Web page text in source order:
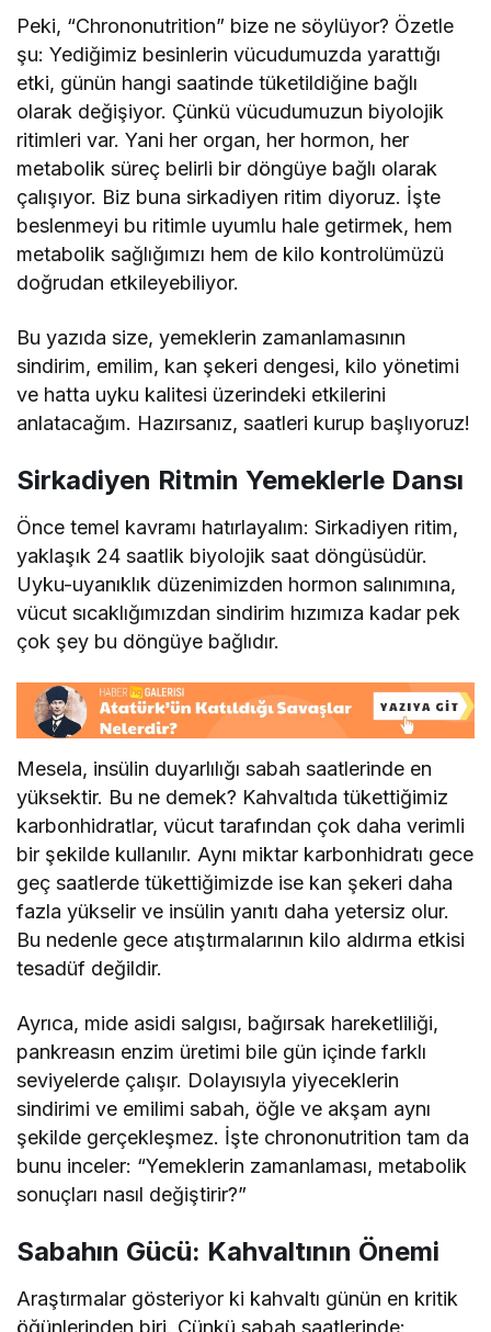
Peki, “Chrononutrition” bize ne söylüyor? Özetle
şu: Yediğimiz besinlerin vücudumuzda yarattığı
etki, günün hangi saatinde tüketildiğine bağlı
olarak değişiyor. Çünkü vücudumuzun biyolojik
ritimleri var. Yani her organ, her hormon, her
metabolik süreç belirli bir döngüye bağlı olarak
çalışıyor. Biz buna sirkadiyen ritim diyoruz. İşte
beslenmeyi bu ritimle uyumlu hale getirmek, hem
metabolik sağlığımızı hem de kilo kontrolümüzü
doğrudan etkileyebiliyor.
Bu yazıda size, yemeklerin zamanlamasının
sindirim, emilim, kan şekeri dengesi, kilo yönetimi
ve hatta uyku kalitesi üzerindeki etkilerini
anlatacağım. Hazırsanız, saatleri kurup başlıyoruz!
Sirkadiyen Ritmin Yemeklerle Dansı
Önce temel kavramı hatırlayalım: Sirkadiyen ritim,
yaklaşık 24 saatlik biyolojik saat döngüsüdür.
Uyku-uyanıklık düzenimizden hormon salınımına,
vücut sıcaklığımızdan sindirim hızımıza kadar pek
çok şey bu döngüye bağlıdır.
Mesela, insülin duyarlılığı sabah saatlerinde en
yüksektir. Bu ne demek? Kahvaltıda tükettiğimiz
karbonhidratlar, vücut tarafından çok daha verimli
bir şekilde kullanılır. Aynı miktar karbonhidratı gece
geç saatlerde tükettiğimizde ise kan şekeri daha
fazla yükselir ve insülin yanıtı daha yetersiz olur.
Bu nedenle gece atıştırmalarının kilo aldırma etkisi
tesadüf değildir.
Ayrıca, mide asidi salgısı, bağırsak hareketliliği,
pankreasın enzim üretimi bile gün içinde farklı
seviyelerde çalışır. Dolayısıyla yiyeceklerin
sindirimi ve emilimi sabah, öğle ve akşam aynı
şekilde gerçekleşmez. İşte chrononutrition tam da
bunu inceler: “Yemeklerin zamanlaması, metabolik
sonuçları nasıl değiştirir?”
Sabahın Gücü: Kahvaltının Önemi
Araştırmalar gösteriyor ki kahvaltı günün en kritik
öğünlerinden biri. Çünkü sabah saatlerinde: